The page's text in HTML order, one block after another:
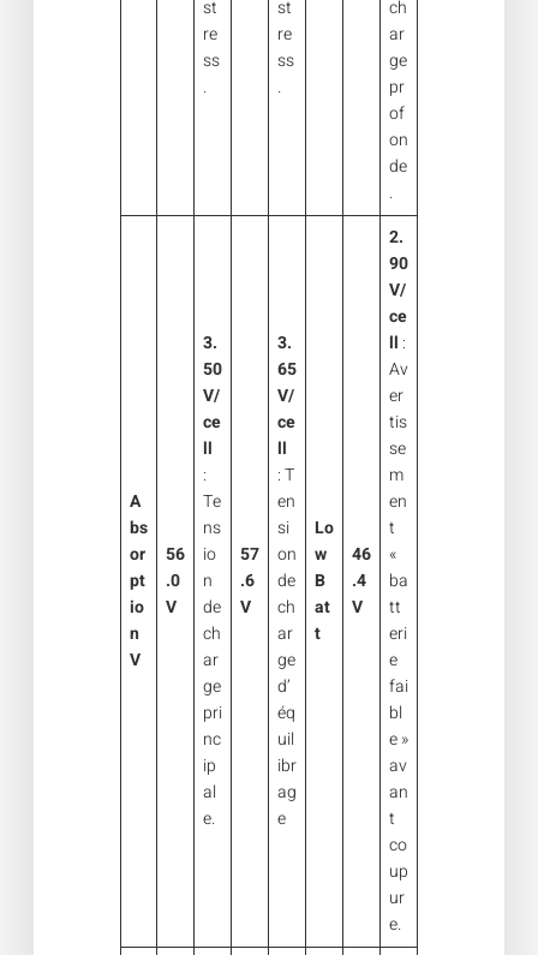
st
re
ss
.
st
re
ss
.
ch
ar
ge
pr
of
on
de
.
A
bs
or
pt
io
n
V
56
.0
V
3.
50
V/
ce
ll
:
Te
ns
io
n
de
ch
ar
ge
pri
nc
ip
al
e.
57
.6
V
3.
65
V/
ce
ll
: T
en
si
on
de
ch
ar
ge
d’
éq
uil
ibr
ag
e
Lo
w
B
at
t
46
.4
V
2.
90
V/
ce
ll :
Av
er
tis
se
m
en
t
«
ba
tt
eri
e
fai
bl
e »
av
an
t
co
up
ur
e.